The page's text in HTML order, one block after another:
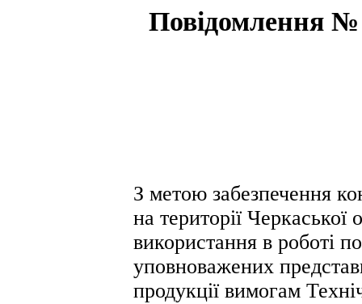
Повідомлення №
З метою забезпечення
на території Черкаської
використання в роботі
уповноважених
продукції вимогам